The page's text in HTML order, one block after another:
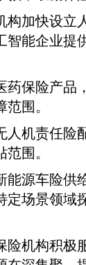
加快设
能企业
保险产
围。
机责任
围。
源车险供
场景领
险机构积